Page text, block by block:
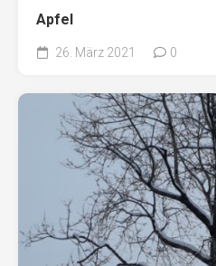
Apfel
26. März 2021 0